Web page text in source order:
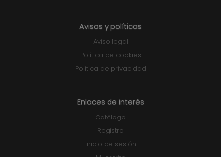
Avisos y políticas
Aviso legal
Política de cookies
Política de privacidad
Enlaces de interés
Catálogo
Registro
Inicio de sesión